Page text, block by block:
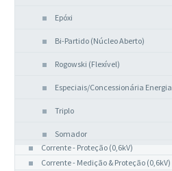
Epóxi
Bi-Partido (Núcleo Aberto)
Rogowski (Flexível)
Especiais/Concessionária Energia
Triplo
Somador
Corrente - Proteção (0,6kV)
Corrente - Medição & Proteção (0,6kV)